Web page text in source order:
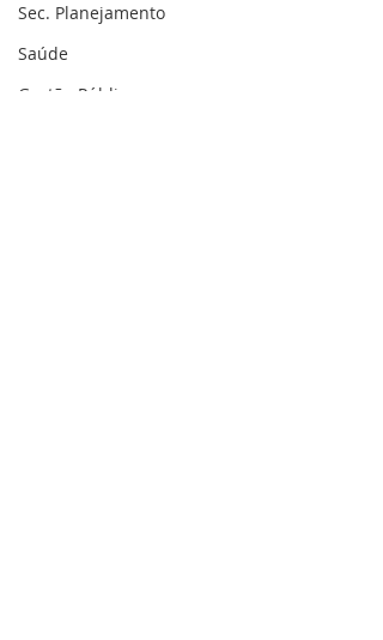
Sec. Planejamento
Saúde
Gestão Pública